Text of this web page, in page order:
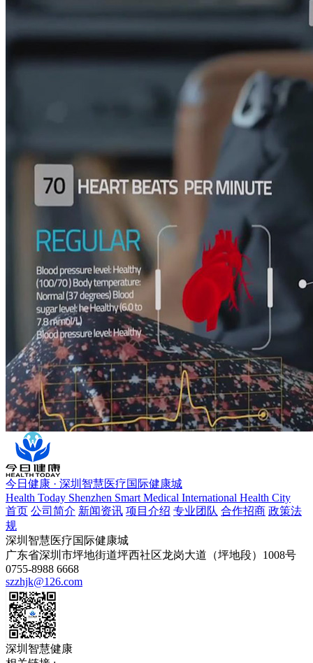
今日健康 · 深圳智慧医疗国际健康城
Health Today Shenzhen Smart Medical International Health City
首页 公司简介 新闻资讯 项目介绍 专业团队 合作招商 政策法
规
深圳智慧医疗国际健康城
广东省深圳市坪地街道坪西社区龙岗大道（坪地段）1008号
0755-8988 6668
szzhjk@126.com
深圳智慧健康